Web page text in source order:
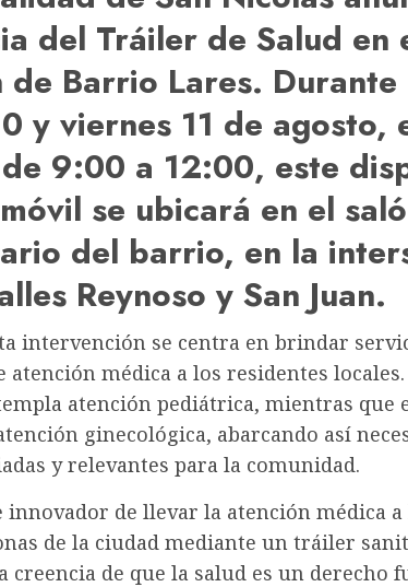
del Tráiler de Salud en
de Barrio Lares.
y viernes 11 de agosto,
9:00 a 12:00, este
se ubicará en el
del barrio, en la
Reynoso y San Juan.
intervención se centra en brindar
atención médica a los residentes
atención pediátrica, mientras que
ginecológica, abarcando así
y relevantes para la comunidad.
innovador de llevar la atención médica a
de la ciudad mediante un tráiler
creencia de que la salud es un derecho